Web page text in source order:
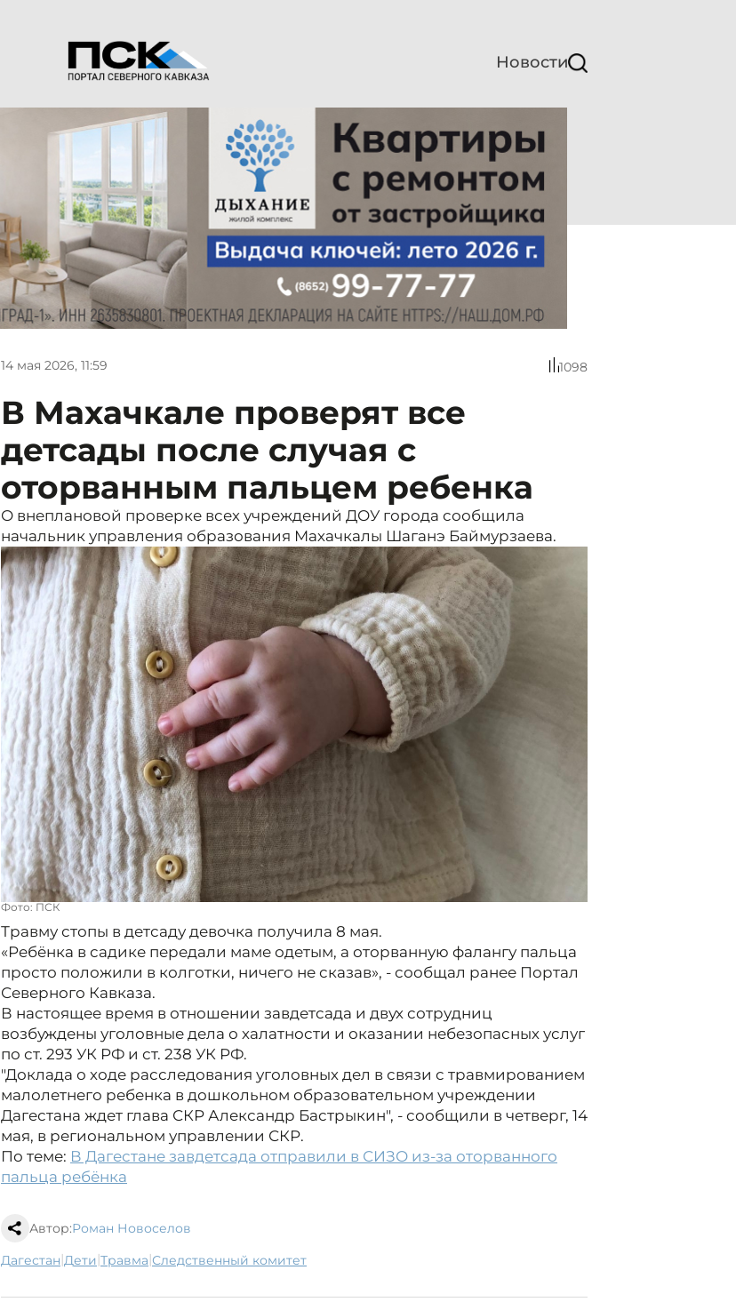
Новости
14 мая 2026, 11:59 1098
В Махачкале проверят все
детсады после случая с
оторванным пальцем ребенка
О внеплановой проверке всех учреждений ДОУ города сообщила
начальник управления образования Махачкалы Шаганэ Баймурзаева.
Фото: ПСК
Травму стопы в детсаду девочка получила 8 мая.
«Ребёнка в садике передали маме одетым, а оторванную фалангу пальца
просто положили в колготки, ничего не сказав», - сообщал ранее Портал
Северного Кавказа.
В настоящее время в отношении завдетсада и двух сотрудниц
возбуждены уголовные дела о халатности и оказании небезопасных услуг
по ст. 293 УК РФ и ст. 238 УК РФ.
"Доклада о ходе расследования уголовных дел в связи с травмированием
малолетнего ребенка в дошкольном образовательном учреждении
Дагестана ждет глава СКР Александр Бастрыкин", - сообщили в четверг, 14
мая, в региональном управлении СКР.
По теме: В Дагестане завдетсада отправили в СИЗО из-за оторванного
пальца ребёнка
Автор:Роман Новоселов
Дагестан| дети| травма| следственный комитет